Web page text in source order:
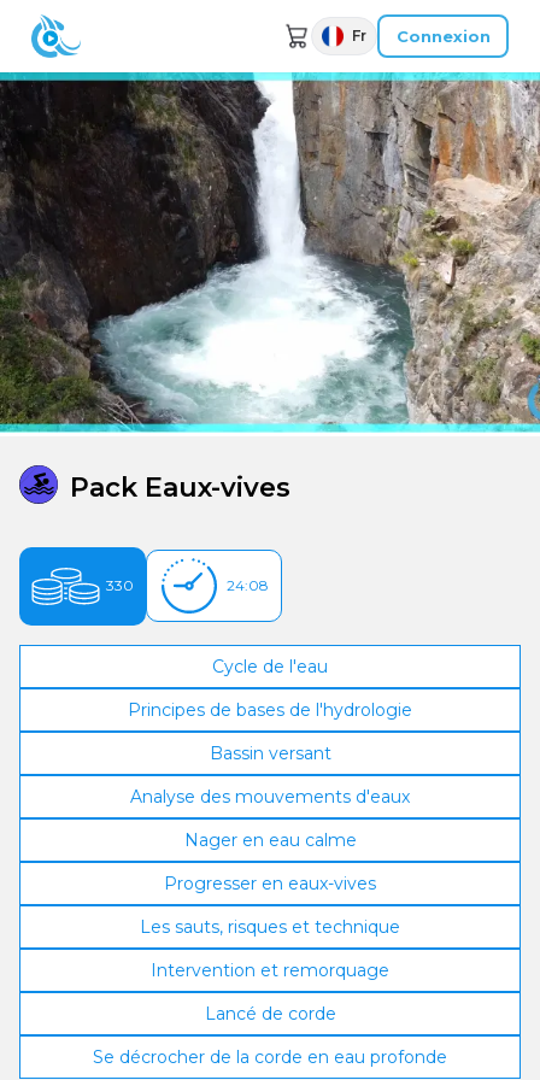
Fr Connexion
Pack Eaux-vives
330 24:08
Cycle de l'eau
Principes de bases de l'hydrologie
Bassin versant
Analyse des mouvements d'eaux
Nager en eau calme
Progresser en eaux-vives
Les sauts, risques et technique
Intervention et remorquage
Lancé de corde
Se décrocher de la corde en eau profonde